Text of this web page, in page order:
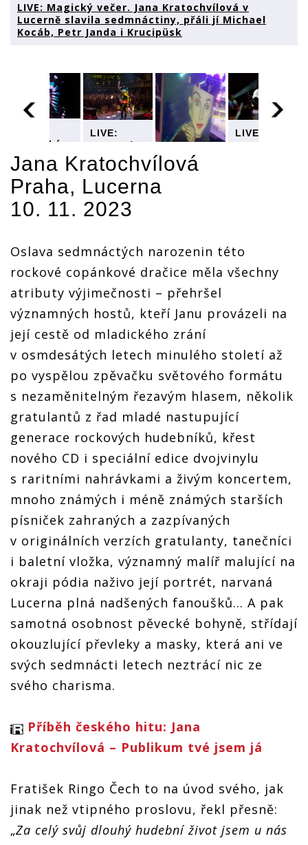
LIVE: Magický večer. Jana Kratochvílová v
Lucerně slavila sedmnáctiny, přáli jí Michael
Kocáb, Petr Janda i Krucipüsk
Magický
večer.
Jana
Kratochvílová
v Lucerně
slavila
sedmnáctiny,
Kocáb,
Petr
Janda i
Krucipüsk
LIVE:
Magický
večer.
Jana
Kratochvílová
v Lucerně
slavila
sedmnáctiny,
Michael
Kocáb,
Petr
Krucipüsk
Jana
v Lucerně
sedmnáctiny,
přáli jí
Michael
Kocáb,
Janda i
Krucipüsk
LIVE:
Kocáb,
Petr
Janda i
Jana Kratochvílová
Praha, Lucerna
10. 11. 2023
Oslava sedmnáctých narozenin této
rockové copánkové dračice měla všechny
atributy výjimečnosti – přehršel
významných hostů, kteří Janu provázeli na
její cestě od mladického zrání
v osmdesátých letech minulého století až
po vyspělou zpěvačku světového formátu
s nezaměnitelným řezavým hlasem, několik
gratulantů z řad mladé nastupující
generace rockových hudebníků, křest
nového CD i speciální edice dvojvinylu
s raritními nahrávkami a živým koncertem,
mnoho známých i méně známých starších
písniček zahraných a zazpívaných
v originálních verzích gratulanty, tanečníci
i baletní vložka, významný malíř malující na
okraji pódia naživo její portrét, narvaná
Lucerna plná nadšených fanoušků... A pak
samotná osobnost pěvecké bohyně, střídají
okouzlující převleky a masky, která ani ve
svých sedmnácti letech neztrácí nic ze
svého charisma.
Příběh českého hitu: Jana
Kratochvílová – Publikum tvé jsem já
Fratišek Ringo Čech to na úvod svého, jak
jinak než vtipného proslovu, řekl přesně:
„Za celý svůj dlouhý hudební život jsem u nás